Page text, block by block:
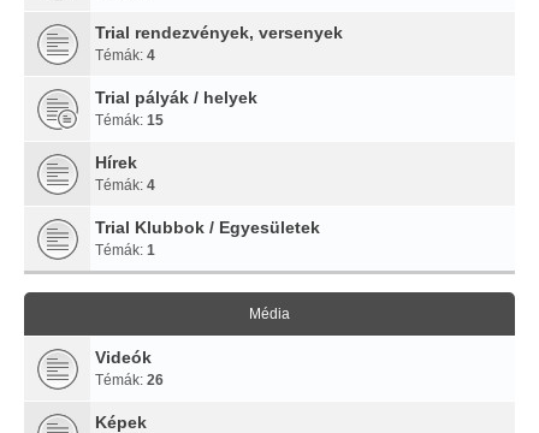
Trial rendezvények, versenyek
Témák: 4
Trial pályák / helyek
Témák: 15
Hírek
Témák: 4
Trial Klubbok / Egyesületek
Témák: 1
Média
Videók
Témák: 26
Képek